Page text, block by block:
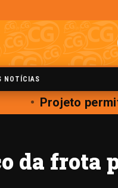
NOTÍCIAS
Projeto
da frota